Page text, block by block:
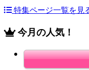
特集ページ一覧を見
今月の人気！